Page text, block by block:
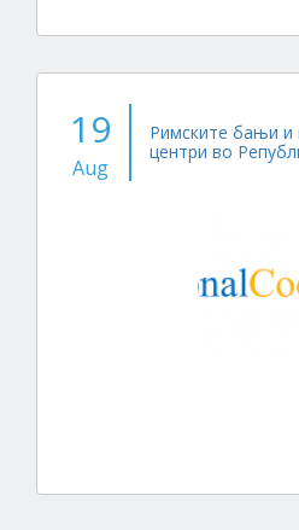
19
Aug
Римските бањи и
центри во